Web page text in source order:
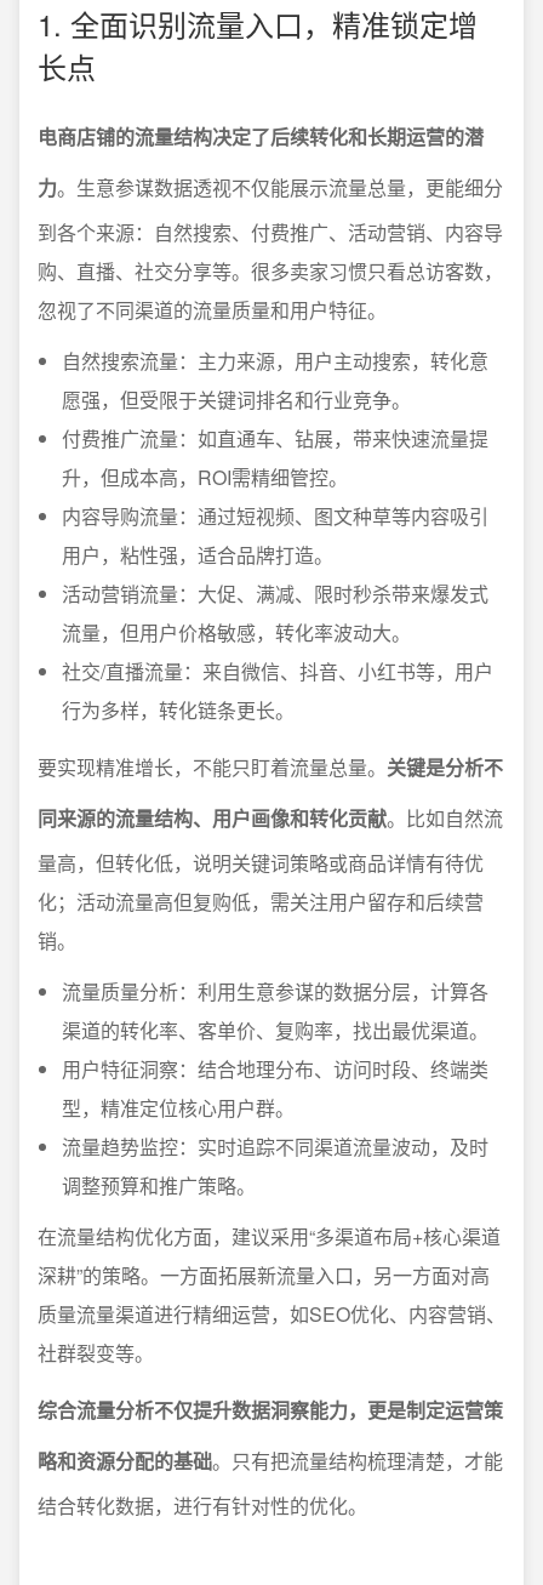
1. 全面识别流量入口，精准锁定增
长点
电商店铺的流量结构决定了后续转化和长期运营的潜
力。生意参谋数据透视不仅能展示流量总量，更能细分
到各个来源：自然搜索、付费推广、活动营销、内容导
购、直播、社交分享等。很多卖家习惯只看总访客数，
忽视了不同渠道的流量质量和用户特征。
自然搜索流量：主力来源，用户主动搜索，转化意
愿强，但受限于关键词排名和行业竞争。
付费推广流量：如直通车、钻展，带来快速流量提
升，但成本高，ROI需精细管控。
内容导购流量：通过短视频、图文种草等内容吸引
用户，粘性强，适合品牌打造。
活动营销流量：大促、满减、限时秒杀带来爆发式
流量，但用户价格敏感，转化率波动大。
社交/直播流量：来自微信、抖音、小红书等，用户
行为多样，转化链条更长。
要实现精准增长，不能只盯着流量总量。 关键是分析不
同来源的流量结构、用户画像和转化贡献。比如自然流
量高，但转化低，说明关键词策略或商品详情有待优
化；活动流量高但复购低，需关注用户留存和后续营
销。
流量质量分析：利用生意参谋的数据分层，计算各
渠道的转化率、客单价、复购率，找出最优渠道。
用户特征洞察：结合地理分布、访问时段、终端类
型，精准定位核心用户群。
流量趋势监控：实时追踪不同渠道流量波动，及时
调整预算和推广策略。
在流量结构优化方面，建议采用“多渠道布局+核心渠道
深耕”的策略。一方面拓展新流量入口，另一方面对高
质量流量渠道进行精细运营，如SEO优化、内容营销、
社群裂变等。
综合流量分析不仅提升数据洞察能力，更是制定运营策
略和资源分配的基础。只有把流量结构梳理清楚，才能
结合转化数据，进行有针对性的优化。